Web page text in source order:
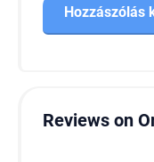
Reviews on